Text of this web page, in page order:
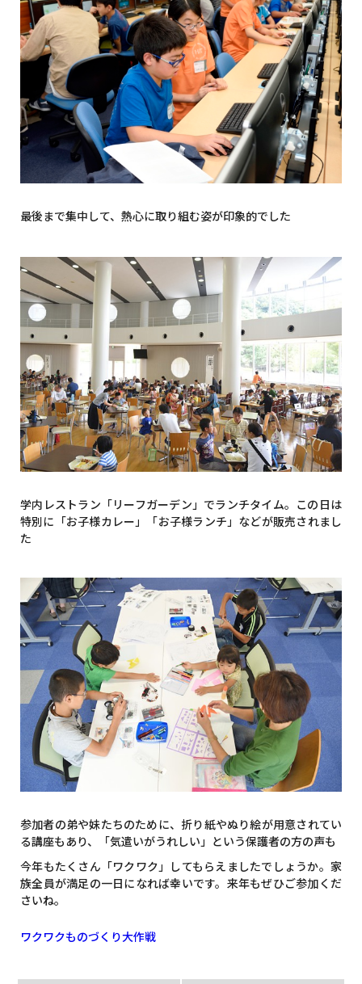
最後まで集中して、熱心に取り組む姿が印象的でした
学内レストラン「リーフガーデン」でランチタイム。この日は
特別に「お子様カレー」「お子様ランチ」などが販売されまし
た
参加者の弟や妹たちのために、折り紙やぬり絵が用意されてい
る講座もあり、「気遣いがうれしい」という保護者の方の声も
今年もたくさん「ワクワク」してもらえましたでしょうか。家
族全員が満足の一日になれば幸いです。来年もぜひご参加くだ
さいね。
ワクワクものづくり大作戦